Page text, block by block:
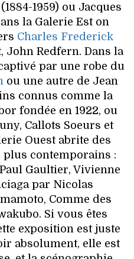
1959) ou Jacques
la Galerie Est on
Charles Frederick
John Redfern. Dans la
par une robe du
ou une autre de Jean
connus comme la
fondée en 1922, ou
Callots Soeurs et
Ouest abrite des
plus contemporains :
Gaultier, Vivienne
par Nicolas
Comme des
Si vous êtes
exposition est juste
absolument, elle est